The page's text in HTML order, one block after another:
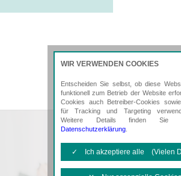
WIR VERWENDEN COOKIES
Entscheiden Sie selbst, ob diese
funktionell zum Betrieb der Website
Cookies auch Betreiber-Cookies
für Tracking und Targeting
Weitere Details finden
Datenschutzerklärung
✓ Ich akzeptiere alle (Vielen